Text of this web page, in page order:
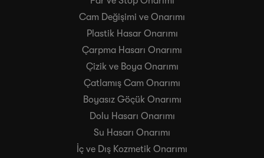
Cam Değişimi ve Onarımı
Plastik Hasar Onarımı
Çarpma Hasarı Onarımı
Çizik ve Boya Onarımı
Çatlamış Cam Onarımı
Boyasız Göçük Onarımı
Dolu Hasarı Onarımı
Su Hasarı Onarımı
İç ve Dış Kozmetik Onarımı